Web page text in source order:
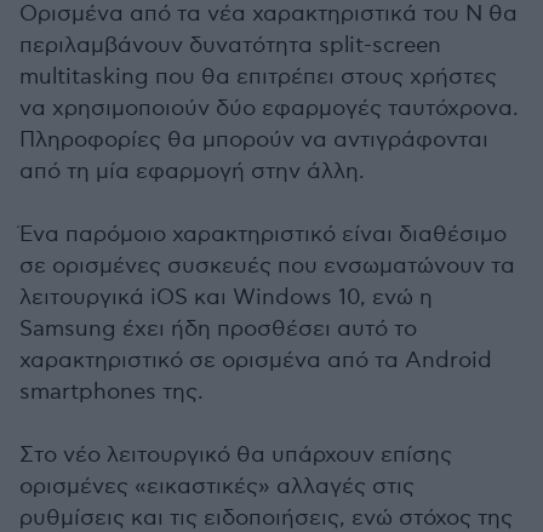
Ορισμένα από τα νέα χαρακτηριστικά του N θα
περιλαμβάνουν δυνατότητα split-screen
multitasking που θα επιτρέπει στους χρήστες
να χρησιμοποιούν δύο εφαρμογές ταυτόχρονα.
Πληροφορίες θα μπορούν να αντιγράφονται
από τη μία εφαρμογή στην άλλη.
Ένα παρόμοιο χαρακτηριστικό είναι διαθέσιμο
σε ορισμένες συσκευές που ενσωματώνουν τα
λειτουργικά iOS και Windows 10, ενώ η
Samsung έχει ήδη προσθέσει αυτό το
χαρακτηριστικό σε ορισμένα από τα Android
smartphones της.
Στο νέο λειτουργικό θα υπάρχουν επίσης
ορισμένες «εικαστικές» αλλαγές στις
ρυθμίσεις και τις ειδοποιήσεις, ενώ στόχος της